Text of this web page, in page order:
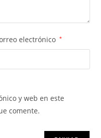
electrónico *
y web en este
comente.